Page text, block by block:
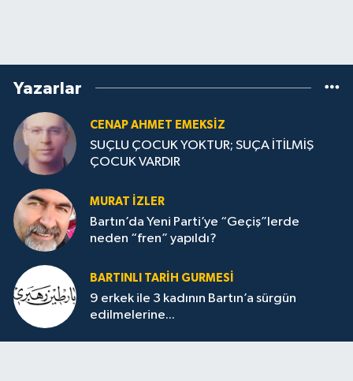
Yazarlar
CENAP AHMET EMEKSİZ
SUÇLU ÇOCUK YOKTUR; SUÇA İTİLMİŞ
ÇOCUK VARDIR
MURAT İZLER
Bartın’da Yeni Parti’ye “Geçiş”lerde
neden “fren” yapıldı?
BARTINLI TARIH GURMESI
9 erkek ile 3 kadının Bartın’a sürgün
edilmelerine...